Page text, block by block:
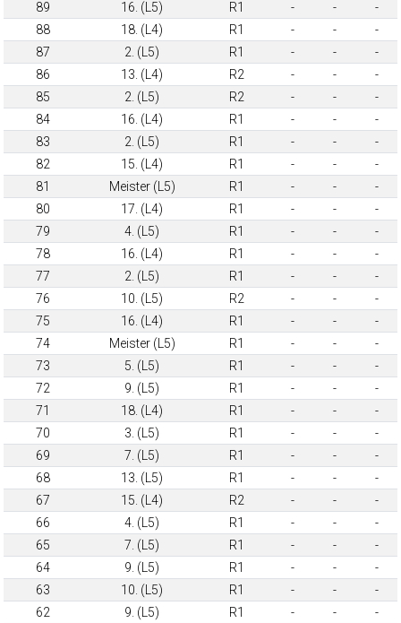
89 16. (L5) R1 - -
-
88
18. (L4) R1 - -
-
87
2. (L5) R1 - -
-
86
13. (L4) R2 - -
-
85
2. (L5) R2 - -
-
84
16. (L4) R1 - -
-
83
2. (L5) R1 - -
-
82
15. (L4) R1 - -
-
81
Meister (L5) R1 - -
-
80
17. (L4) R1 - -
-
79
4. (L5) R1 - -
-
78
16. (L4) R1 - -
-
77
2. (L5) R1 - -
-
76
10. (L5) R2 - -
-
75
16. (L4) R1 - -
-
74
Meister (L5) R1 - -
-
73
5. (L5) R1 - -
-
72
9. (L5) R1 - -
-
71
18. (L4) R1 - -
-
70
3. (L5) R1 - -
-
69
7. (L5) R1 - -
-
68
13. (L5) R1 - -
-
67
15. (L4) R2 - -
-
66
4. (L5) R1 - -
-
65
7. (L5) R1 - -
-
64
9. (L5) R1 - -
-
63
10. (L5) R1 - -
-
62
9. (L5) R1 - -
-